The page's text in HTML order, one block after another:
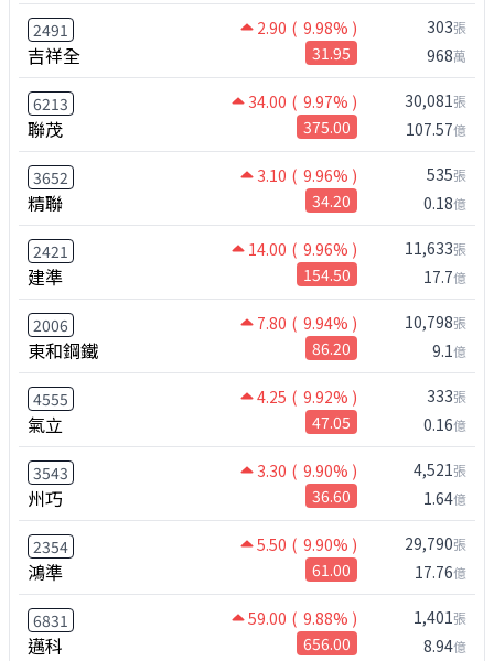
2491 2.90 ( 9.98% )
吉祥全 31.95
303張
968萬
6213 34.00 ( 9.97% )
聯茂 375.00
30,081張
107.57億
3652 3.10 ( 9.96% )
精聯 34.20
535張
0.18億
2421 14.00 ( 9.96% )
建準 154.50
11,633張
17.7億
2006 7.80 ( 9.94% )
東和鋼鐵 86.20
10,798張
9.1億
4555 4.25 ( 9.92% )
氣立 47.05
333張
0.16億
3543 3.30 ( 9.90% )
州巧 36.60
4,521張
1.64億
2354 5.50 ( 9.90% )
鴻準 61.00
29,790張
17.76億
6831 59.00 ( 9.88% )
邁科 656.00
1,401張
8.94億